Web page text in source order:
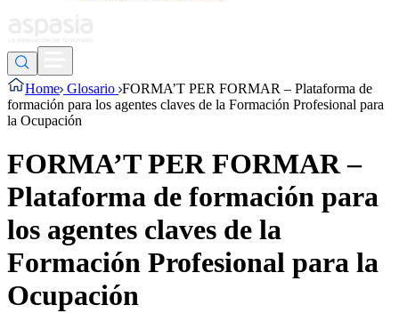
Home Glosario FORMA’T PER FORMAR – Plataforma de
formación para los agentes claves de la Formación Profesional para
la Ocupación
FORMA’T PER FORMAR –
Plataforma de formación para
los agentes claves de la
Formación Profesional para la
Ocupación